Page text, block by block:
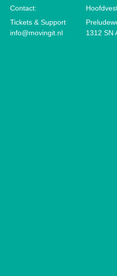
Contact:
Tickets & Support
info@movingit.nl
1312 SN